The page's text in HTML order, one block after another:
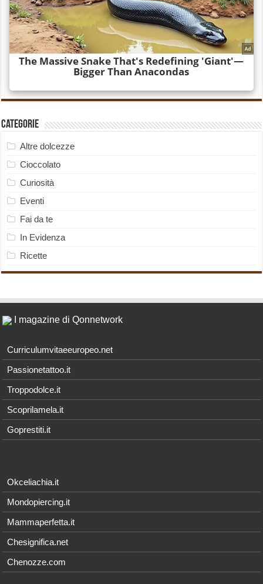
Categorie
Altre dolcezze
Cioccolato
Curiosità
Eventi
Fai da te
In Evidenza
Ricette
I magazine di Qonnetwork
Curriculumvitaeeuropeo.net
Passionetattoo.it
Troppodolce.it
Scoprilamela.it
Goprestiti.it
Okceliachia.it
Mondopiercing.it
Mammaperfetta.it
Chesignifica.net
Chenozze.com